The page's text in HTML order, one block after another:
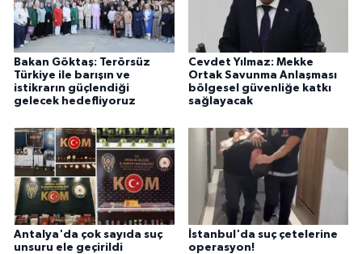
Bakan Göktaş: Terörsüz
Türkiye ile barışın ve
istikrarın güçlendiği
gelecek hedefliyoruz
Cevdet Yılmaz: Mekke
Ortak Savunma Anlaşması
bölgesel güvenliğe katkı
sağlayacak
Antalya'da çok sayıda suç
unsuru ele geçirildi
İstanbul'da suç çetelerine
operasyon!